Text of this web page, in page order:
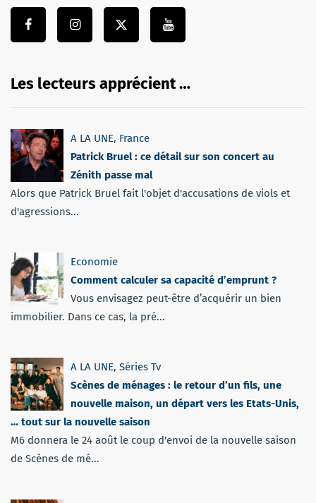
Les lecteurs apprécient …
A LA UNE, France
Patrick Bruel : ce détail sur son concert au
Zénith passe mal
Alors que Patrick Bruel fait l'objet d'accusations de viols et
d'agressions...
Economie
Comment calculer sa capacité d’emprunt ?
Vous envisagez peut-être d’acquérir un bien
immobilier. Dans ce cas, la pré...
A LA UNE, Séries Tv
Scènes de ménages : le retour d’un fils, une
nouvelle maison, un départ vers les Etats-Unis,
… tout sur la nouvelle saison
M6 donnera le 24 août le coup d'envoi de la nouvelle saison
de Scènes de mé...